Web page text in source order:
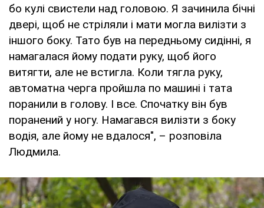
бо кулі свистели над головою. Я зачинила бічні
двері, щоб не стріляли і мати могла вилізти з
іншого боку. Тато був на передньому сидінні, я
намагалася йому подати руку, щоб його
витягти, але не встигла. Коли тягла руку,
автоматна черга пройшла по машині і тата
поранили в голову. І все. Спочатку він був
поранений у ногу. Намагався вилізти з боку
водія, але йому не вдалося", – розповіла
Людмила.